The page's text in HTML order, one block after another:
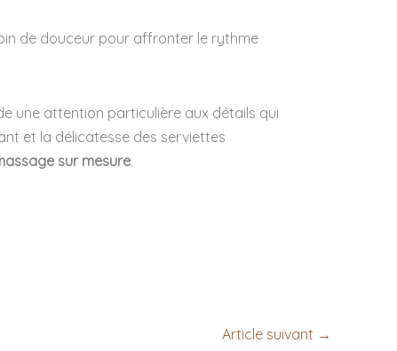
de douceur pour affronter le rythme
une attention particulière aux détails qui
et la délicatesse des serviettes
sur mesure.
Article suivant →